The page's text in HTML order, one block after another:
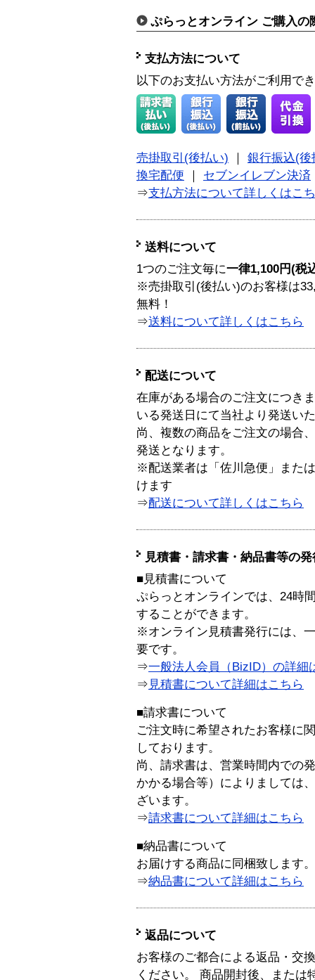
ぷらっとオンライン ご購入の
支払方法について
以下のお支払い方法がご利用で
売掛取引(後払い)
銀行振込(後
換宅配便
セブンイレブン決済
⇒支払方法について詳しくはこ
送料について
1つのご注文毎に一律1,100円(税
※売掛取引(後払い)のお客様は
無料！
⇒送料について詳しくはこちら
配送について
在庫がある場合のご注文につき
いる発送日にて当社より発送い
尚、複数の商品をご注文の場合
発送となります。
※配送業者は「佐川急便」また
けます
⇒配送について詳しくはこちら
見積書・請求書・納品書等の
■見積書について
ぷらっとオンラインでは、24時
することができます。
※オンライン見積書発行には、
要です。
⇒一般法人会員（BizID）の詳細
⇒ 見積書について詳細はこちら
■請求書について
ご注文時に希望されたお客様に
しております。
尚、請求書は、営業時間内での
かかる場合等）によりましては
ざいます。
⇒請求書について詳細はこちら
■納品書について
お届けする商品に同梱致します。
⇒納品書について詳細はこちら
返品について
お客様のご都合による返品・交
ください。 商品開封後、または